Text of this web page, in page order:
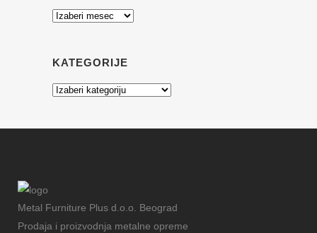
Arhiva
KATEGORIJE
Kategorije
Metal Furniture Plus d.o.o. Beograd
Prodaja i proizvodnja metalne opreme